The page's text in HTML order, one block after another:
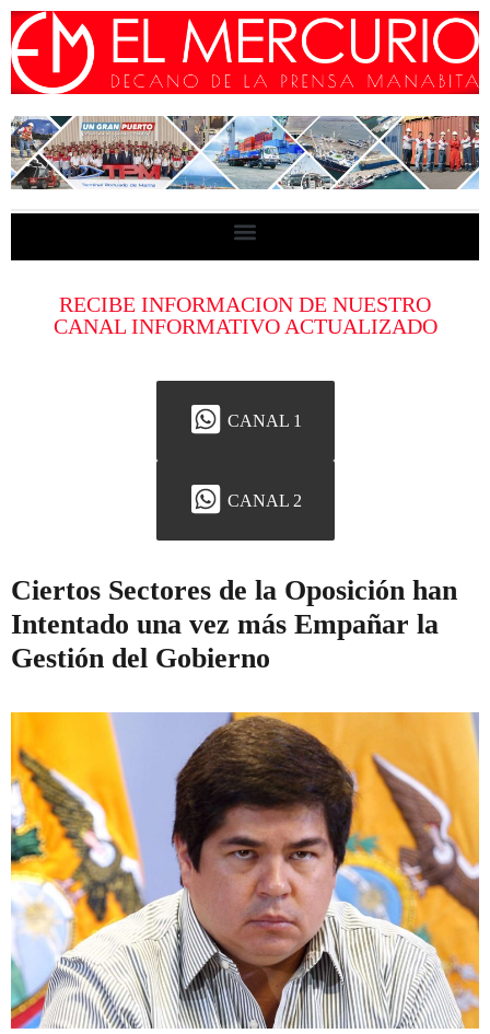
RECIBE INFORMACION DE NUESTRO
CANAL INFORMATIVO ACTUALIZADO
CANAL 1
CANAL 2
Ciertos Sectores de la Oposición han
Intentado una vez más Empañar la
Gestión del Gobierno